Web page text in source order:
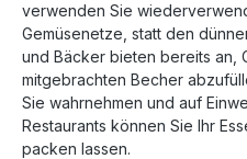
verwenden Sie
Gemüsenetze, statt den
und Bäcker bieten bereits an,
mitgebrachten Becher
Sie wahrnehmen und auf
Restaurants können Sie Ihr
packen lassen.